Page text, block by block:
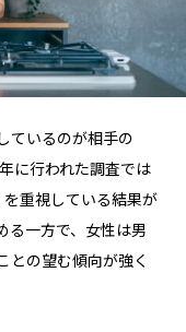
ているのが相手の
に行われた調査では
重視している結果が
る一方で、女性は男
との望む傾向が強く